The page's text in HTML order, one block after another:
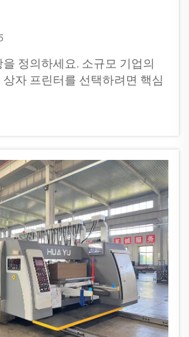
정의하세요. 소규모 기업의
자 프린터를 선택하려면 핵심
히 하는 것부터 시작해야 합니
게 고성능이라 과도한 투자를
장비를 선택하는 실수를 피할